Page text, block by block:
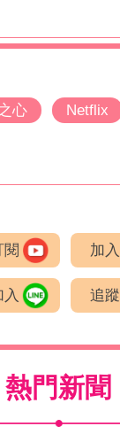
心 Netflix
閱 加入
入 追蹤
熱門新聞